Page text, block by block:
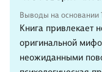
Выводы на основании
Книга привлекает
оригинальной
неожиданными